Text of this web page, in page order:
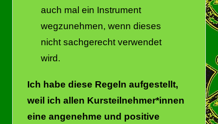
auch mal ein Instrument
wegzunehmen, wenn dieses
nicht sachgerecht verwendet
wird.
Ich habe diese Regeln aufgestellt,
weil ich allen Kursteilnehmer*innen
eine angenehme und positive